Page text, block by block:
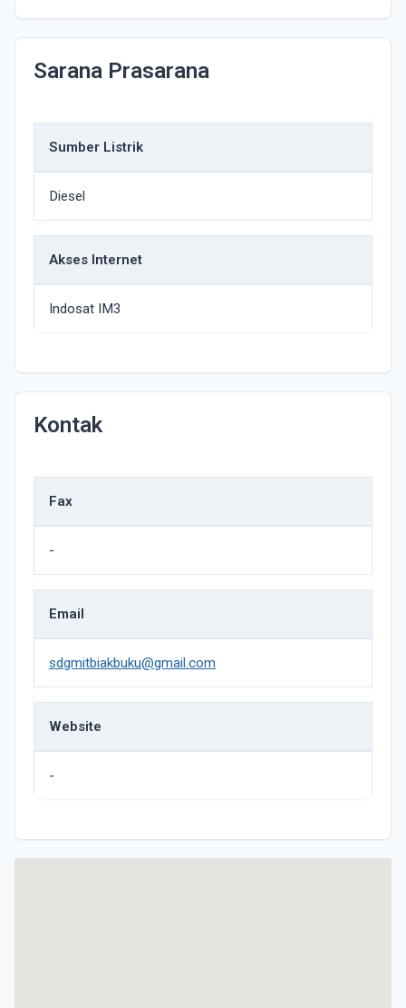
Sarana Prasarana
Sumber Listrik
Diesel
Akses Internet
Indosat IM3
Kontak
Fax
-
Email
sdgmitbiakbuku@gmail.com
Website
-